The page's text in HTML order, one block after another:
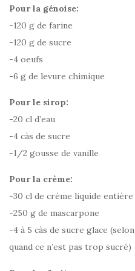
Pour la génoise:
-120 g de farine
-120 g de sucre
-4 oeufs
-6 g de levure chimique
Pour le sirop:
-20 cl d’eau
-4 càs de sucre
-1/2 gousse de vanille
Pour la crème:
-30 cl de crème liquide
-250 g de mascarpone
-4 à 5 càs de sucre glace
quand ce n’est pas trop sucré)